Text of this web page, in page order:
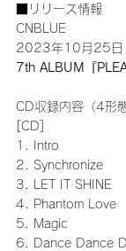
■リリース情報
CNBLUE
2023年10月25日
7th ALBUM『
CD収録内容（4形
[CD]
1. Intro
2. Synchronize
3. LET IT SHINE
4. Phantom Love
5. Magic
6. Dance Dance